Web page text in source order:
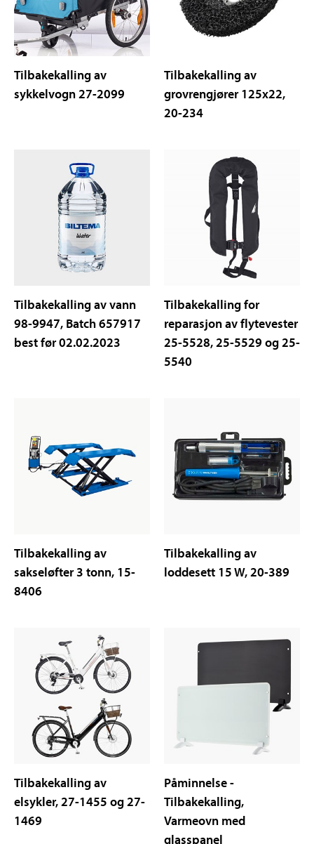
Tilbakekalling av
sykkelvogn 27-2099
Tilbakekalling av
grovrengjører 125x22,
20-234
Tilbakekalling av vann
98-9947, Batch 657917
best før 02.02.2023
Tilbakekalling for
reparasjon av flytevester
25-5528, 25-5529 og 25-
5540
Tilbakekalling av
sakseløfter 3 tonn, 15-
8406
Tilbakekalling av
loddesett 15 W, 20-389
Tilbakekalling av
elsykler, 27-1455 og 27-
1469
Påminnelse -
Tilbakekalling,
Varmeovn med
glasspanel